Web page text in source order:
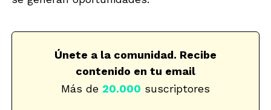
Únete a la comunidad. Recibe
contenido en tu email
Más de 20.000 suscriptores